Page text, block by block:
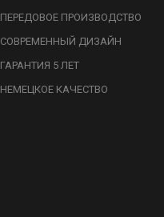
ПЕРЕДОВОЕ ПРОИЗВОДСТВО
СОВРЕМЕННЫЙ ДИЗАЙН
ГАРАНТИЯ 5 ЛЕТ
НЕМЕЦКОЕ КАЧЕСТВО